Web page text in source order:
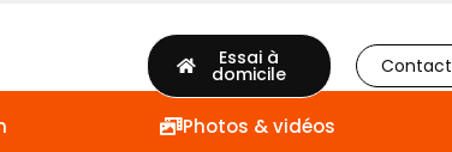
Essai à
domicile Contact
Photos & vidéos